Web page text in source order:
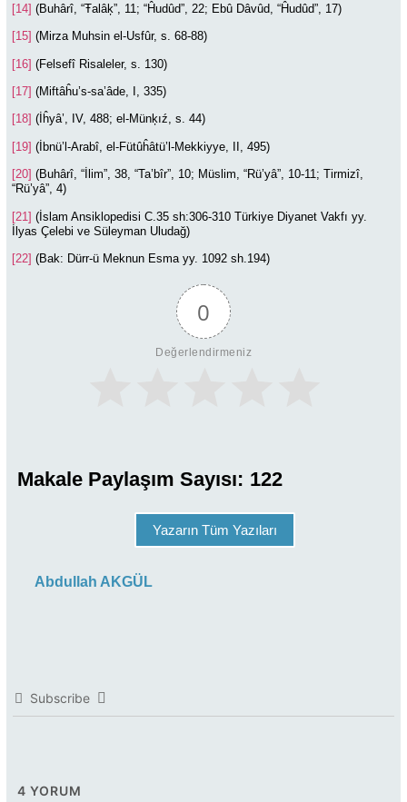
[14] (Buhârî, “Ŧalâķ”, 11; “Ĥudûd”, 22; Ebû Dâvûd, “Ĥudûd”, 17)
[15] (Mirza Muhsin el-Usfûr, s. 68-88)
[16] (Felsefî Risaleler, s. 130)
[17] (Miftâĥu’s-sa’âde, I, 335)
[18] (İĥyâ’, IV, 488; el-Münķıź, s. 44)
[19] (İbnü’l-Arabî, el-Fütûĥâtü’l-Mekkiyye, II, 495)
[20] (Buhârî, “İlim”, 38, “Ta’bîr”, 10; Müslim, “Rü’yâ”, 10-11; Tirmizî,
“Rü’yâ”, 4)
[21] (İslam Ansiklopedisi C.35 sh:306-310 Türkiye Diyanet Vakfı yy.
İlyas Çelebi ve Süleyman Uludağ)
[22] (Bak: Dürr-ü Meknun Esma yy. 1092 sh.194)
0
Değerlendirmeniz
Makale Paylaşım Sayısı: 122
Yazarın Tüm Yazıları
Abdullah AKGÜL
Subscribe
4 YORUM